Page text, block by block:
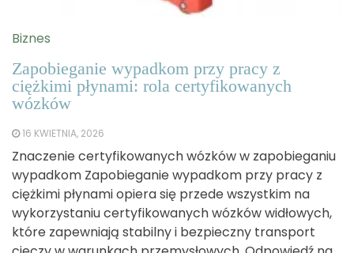
Biznes
Zapobieganie wypadkom przy pracy z
ciężkimi płynami: rola certyfikowanych
wózków
16 KWIETNIA, 2026
Znaczenie certyfikowanych wózków w zapobieganiu
wypadkom Zapobieganie wypadkom przy pracy z
ciężkimi płynami opiera się przede wszystkim na
wykorzystaniu certyfikowanych wózków widłowych,
które zapewniają stabilny i bezpieczny transport